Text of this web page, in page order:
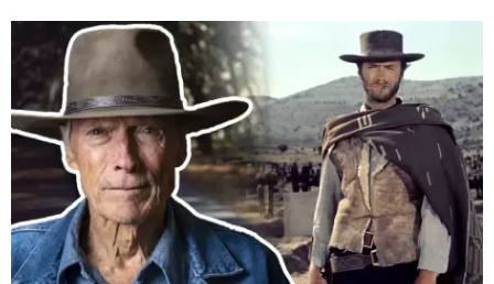
El adiós de una leyenda